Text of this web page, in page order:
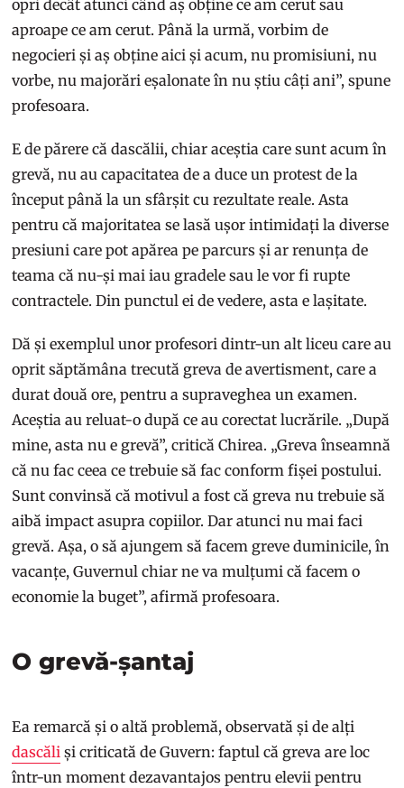
opri decât atunci când aș obține ce am cerut sau
aproape ce am cerut. Până la urmă, vorbim de
negocieri și aș obține aici și acum, nu promisiuni, nu
vorbe, nu majorări eșalonate în nu știu câți ani”, spune
profesoara.
E de părere că dascălii, chiar aceștia care sunt acum în
grevă, nu au capacitatea de a duce un protest de la
început până la un sfârșit cu rezultate reale. Asta
pentru că majoritatea se lasă ușor intimidați la diverse
presiuni care pot apărea pe parcurs și ar renunța de
teama că nu-și mai iau gradele sau le vor fi rupte
contractele. Din punctul ei de vedere, asta e lașitate.
Dă și exemplul unor profesori dintr-un alt liceu care au
oprit săptămâna trecută greva de avertisment, care a
durat două ore, pentru a supraveghea un examen.
Aceștia au reluat-o după ce au corectat lucrările. „După
mine, asta nu e grevă”, critică Chirea. „Greva înseamnă
că nu fac ceea ce trebuie să fac conform fișei postului.
Sunt convinsă că motivul a fost că greva nu trebuie să
aibă impact asupra copiilor. Dar atunci nu mai faci
grevă. Așa, o să ajungem să facem greve duminicile, în
vacanțe, Guvernul chiar ne va mulțumi că facem o
economie la buget”, afirmă profesoara.
O grevă-șantaj
Ea remarcă și o altă problemă, observată și de alți
dascăli și criticată de Guvern: faptul că greva are loc
într-un moment dezavantajos pentru elevii pentru